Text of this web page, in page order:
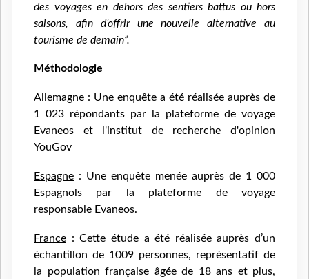
des voyages en dehors des sentiers battus ou hors
saisons, afin d’offrir une nouvelle alternative au
tourisme de demain”.
Méthodologie
Allemagne : Une enquête a été réalisée auprès de
1 023 répondants par la plateforme de voyage
Evaneos et l'institut de recherche d'opinion
YouGov
Espagne : Une enquête menée auprès de 1 000
Espagnols par la plateforme de voyage
responsable Evaneos.
France : Cette étude a été réalisée auprès d’un
échantillon de 1009 personnes, représentatif de
la population française âgée de 18 ans et plus,